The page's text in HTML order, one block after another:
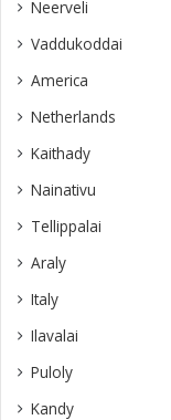
Neerveli
Vaddukoddai
America
Netherlands
Kaithady
Nainativu
Tellippalai
Araly
Italy
Ilavalai
Puloly
Kandy